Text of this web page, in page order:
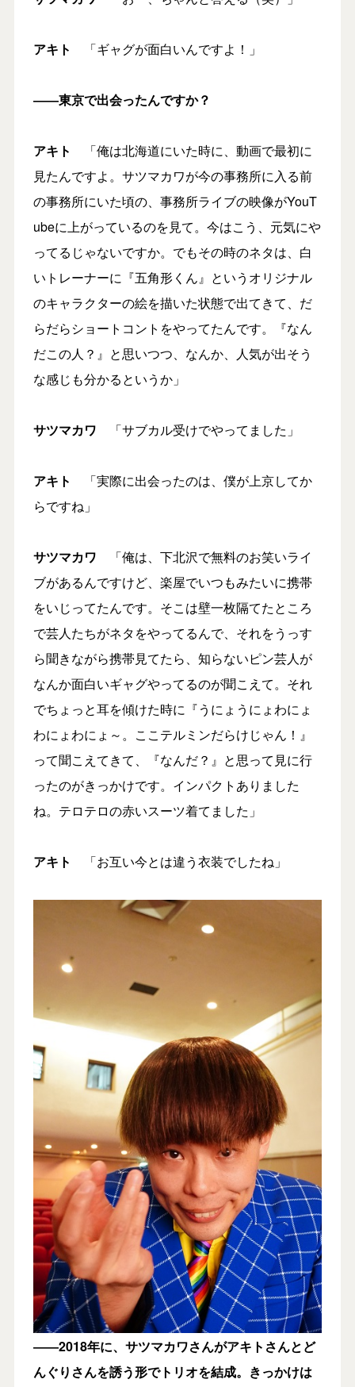
アキト 「ギャグが面白いんですよ！」
――東京で出会ったんですか？
アキト
「俺は北海道にいた時に、動画で最初に
見たんですよ。サツマカワが今の事務所に入る前
の事務所にいた頃の、事務所ライブの映像がYouT
ubeに上がっているのを見て。今はこう、元気にや
ってるじゃないですか。でもその時のネタは、白
いトレーナーに『五角形くん』というオリジナル
のキャラクターの絵を描いた状態で出てきて、だ
らだらショートコントをやってたんです。『なん
だこの人？』と思いつつ、なんか、人気が出そう
な感じも分かるというか」
サツマカワ 「サブカル受けでやってました」
アキト
「実際に出会ったのは、僕が上京してか
らですね」
サツマカワ
「俺は、下北沢で無料のお笑いライ
ブがあるんですけど、楽屋でいつもみたいに携帯
をいじってたんです。そこは壁一枚隔てたところ
で芸人たちがネタをやってるんで、それをうっす
ら聞きながら携帯見てたら、知らないピン芸人が
なんか面白いギャグやってるのが聞こえて。それ
でちょっと耳を傾けた時に『うにょうにょわにょ
わにょわにょ～。ここテルミンだらけじゃん！』
って聞こえてきて、『なんだ？』と思って見に行
ったのがきっかけです。インパクトありました
ね。テロテロの赤いスーツ着てました」
アキト 「お互い今とは違う衣装でしたね」
――2018年に、サツマカワさんがアキトさんとど
んぐりさんを誘う形でトリオを結成。きっかけは